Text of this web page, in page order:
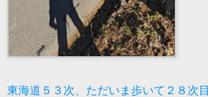
東海道５３次、ただいま歩いて２８次目